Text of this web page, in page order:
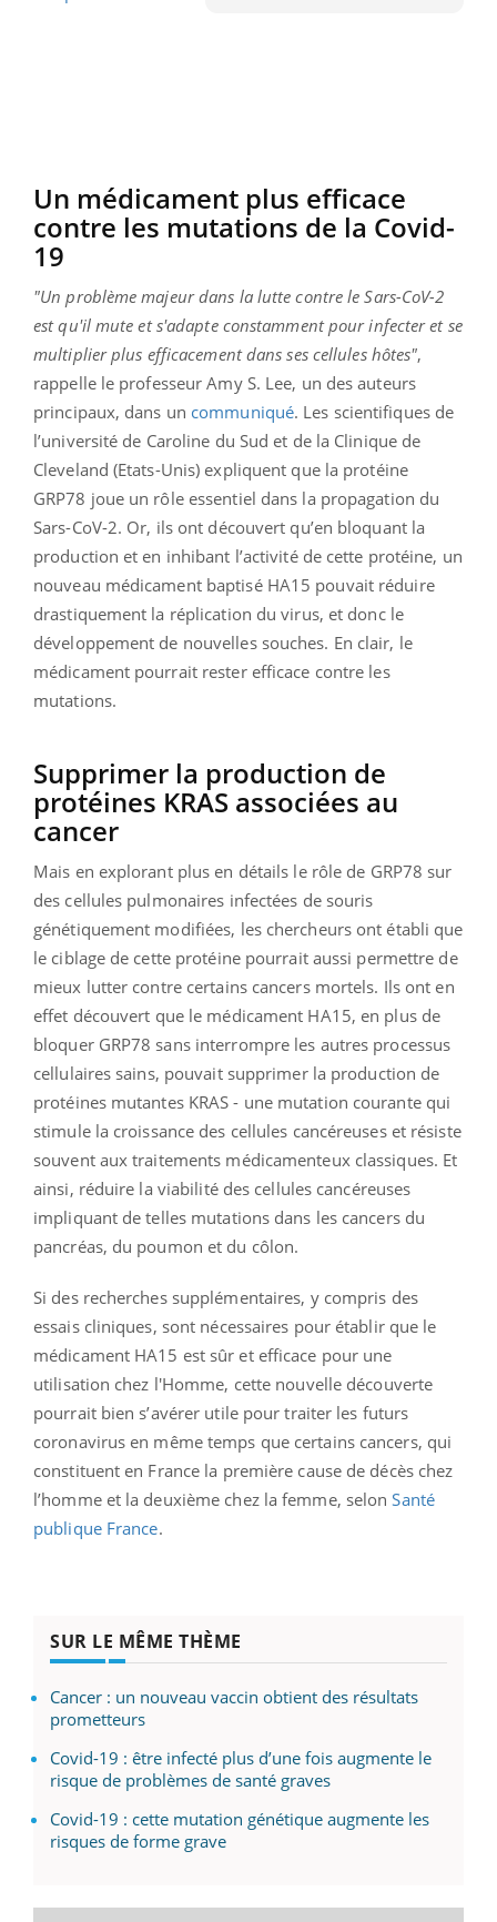
Un médicament plus efficace
contre les mutations de la Covid-
19
"Un problème majeur dans la lutte contre le Sars-CoV-2
est qu'il mute et s'adapte constamment pour infecter et se
multiplier plus efficacement dans ses cellules hôtes",
rappelle le professeur Amy S. Lee, un des auteurs
principaux, dans un communiqué. Les scientifiques de
l’université de Caroline du Sud et de la Clinique de
Cleveland (Etats-Unis) expliquent que la protéine
GRP78 joue un rôle essentiel dans la propagation du
Sars-CoV-2. Or, ils ont découvert qu’en bloquant la
production et en inhibant l’activité de cette protéine, un
nouveau médicament baptisé HA15 pouvait réduire
drastiquement la réplication du virus, et donc le
développement de nouvelles souches. En clair, le
médicament pourrait rester efficace contre les
mutations.
Supprimer la production de
protéines KRAS associées au
cancer
Mais en explorant plus en détails le rôle de GRP78 sur
des cellules pulmonaires infectées de souris
génétiquement modifiées, les chercheurs ont établi que
le ciblage de cette protéine pourrait aussi permettre de
mieux lutter contre certains cancers mortels. Ils ont en
effet découvert que le médicament HA15, en plus de
bloquer GRP78 sans interrompre les autres processus
cellulaires sains, pouvait supprimer la production de
protéines mutantes KRAS - une mutation courante qui
stimule la croissance des cellules cancéreuses et résiste
souvent aux traitements médicamenteux classiques. Et
ainsi, réduire la viabilité des cellules cancéreuses
impliquant de telles mutations dans les cancers du
pancréas, du poumon et du côlon.
Si des recherches supplémentaires, y compris des
essais cliniques, sont nécessaires pour établir que le
médicament HA15 est sûr et efficace pour une
utilisation chez l'Homme, cette nouvelle découverte
pourrait bien s’avérer utile pour traiter les futurs
coronavirus en même temps que certains cancers, qui
constituent en France la première cause de décès chez
l’homme et la deuxième chez la femme, selonSanté
publique France.
SUR LE MÊME THÈME
Cancer : un nouveau vaccin obtient des résultats
prometteurs
Covid-19 : être infecté plus d’une fois augmente le
risque de problèmes de santé graves
Covid-19 : cette mutation génétique augmente les
risques de forme grave